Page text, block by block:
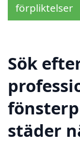
förpliktelser
Sök
städer